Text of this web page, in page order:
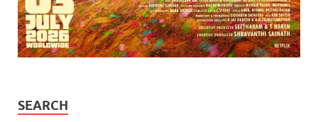
SEARCH